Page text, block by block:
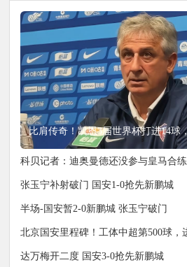
科贝记者：迪奥曼德还没参与皇马合
张玉宁补射破门 国安1-0抢先新鹏城
半场-国安暂2-0新鹏城 张玉宁破门
北京国安里程碑！工体中超第500球，
达万梅开二度 国安3-0抢先新鹏城